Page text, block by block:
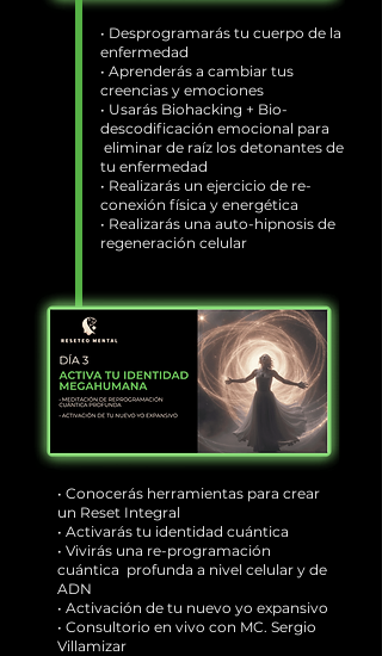
• Desprogramarás tu cuerpo de la
enfermedad
• Aprenderás a cambiar tus
creencias y emociones
• Usarás Biohacking + Bio-
descodificación emocional para
eliminar de raíz los detonantes de
tu enfermedad
• Realizarás un ejercicio de re-
conexión física y energética
• Realizarás una auto-hipnosis de
regeneración celular
• Conocerás herramientas para crear
un Reset Integral
• Activarás tu identidad cuántica
• Vivirás una re-programación
cuántica profunda a nivel celular y de
ADN
• Activación de tu nuevo yo expansivo
• Consultorio en vivo con MC. Sergio
Villamizar